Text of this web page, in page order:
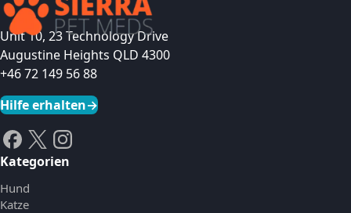
Unit 10, 23 Technology Drive
Augustine Heights QLD 4300
+46 72 149 56 88
Hilfe erhalten→
Kategorien
Hund
Katze